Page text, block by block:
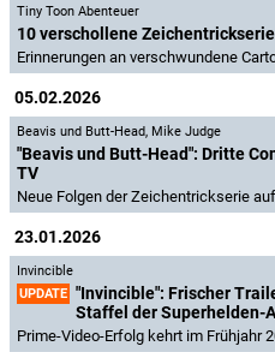
Tiny Toon Abenteuer
10 verschollene
Erinnerungen an verschwundene
05.02.2026
Beavis und Butt-Head, Mike Judge
"Beavis und Butt-Head": Dritte
TV
Neue Folgen der Zeichentrickserie
23.01.2026
Invincible
UPDATE "Invincible": Frischer
Staffel der Superhelden-
Prime-Video-Erfolg kehrt im Frühjahr